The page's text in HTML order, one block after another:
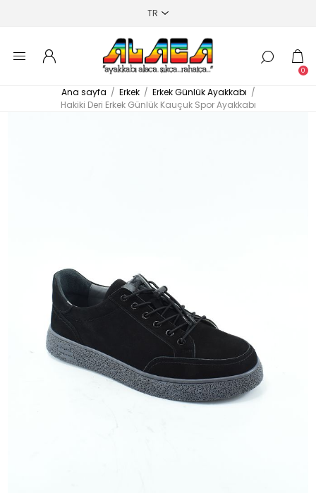
0
Ana sayfa / Erkek / Erkek Günlük Ayakkabı /
Hakiki Deri Erkek Günlük Kauçuk Spor Ayakkabı